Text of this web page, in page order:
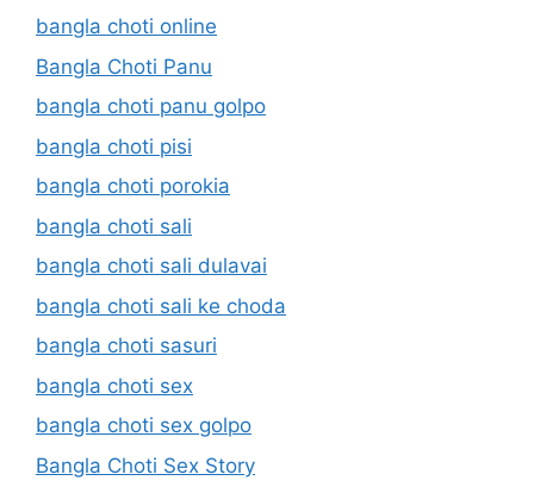
bangla choti online
Bangla Choti Panu
bangla choti panu golpo
bangla choti pisi
bangla choti porokia
bangla choti sali
bangla choti sali dulavai
bangla choti sali ke choda
bangla choti sasuri
bangla choti sex
bangla choti sex golpo
Bangla Choti Sex Story